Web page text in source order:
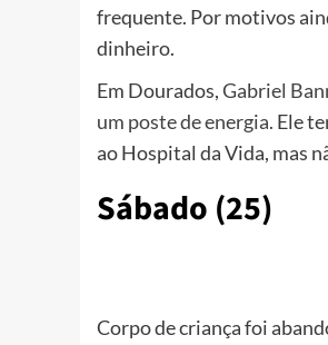
frequente. Por motivos
dinheiro.
Em Dourados,Gabriel
um poste de energia. Ele
ao Hospital da Vida, mas
Sábado (25)
Corpo de criança foi